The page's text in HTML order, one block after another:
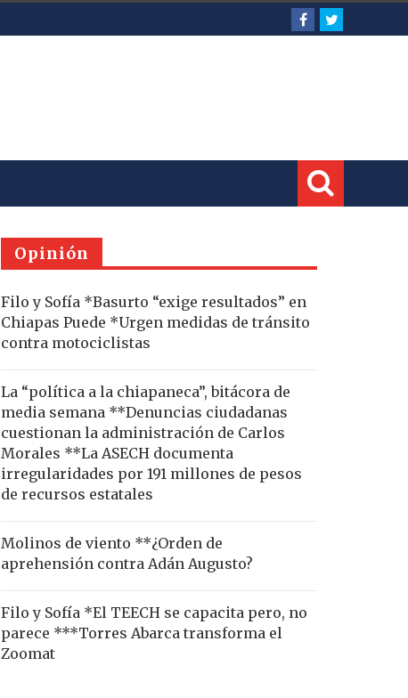
Opinión
Filo y Sofía *Basurto “exige resultados” en
Chiapas Puede *Urgen medidas de tránsito
contra motociclistas
La “política a la chiapaneca”, bitácora de
media semana **Denuncias ciudadanas
cuestionan la administración de Carlos
Morales **La ASECH documenta
irregularidades por 191 millones de pesos
de recursos estatales
Molinos de viento **¿Orden de
aprehensión contra Adán Augusto?
Filo y Sofía *El TEECH se capacita pero, no
parece ***Torres Abarca transforma el
Zoomat